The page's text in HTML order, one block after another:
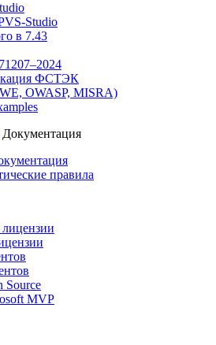
Studio
в 7.43
ФСТЭК
OWASP, MISRA)
Документация
правила
Source
MVP